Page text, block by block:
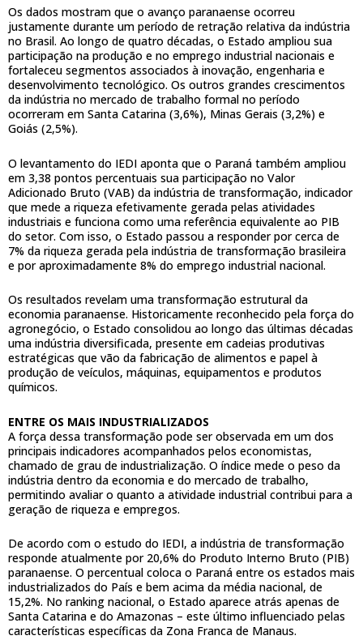
Os dados mostram que o avanço paranaense ocorreu
justamente durante um período de retração relativa da indústria
no Brasil. Ao longo de quatro décadas, o Estado ampliou sua
participação na produção e no emprego industrial nacionais e
fortaleceu segmentos associados à inovação, engenharia e
desenvolvimento tecnológico. Os outros grandes crescimentos
da indústria no mercado de trabalho formal no período
ocorreram em Santa Catarina (3,6%), Minas Gerais (3,2%) e
Goiás (2,5%).
O levantamento do IEDI aponta que o Paraná também ampliou
em 3,38 pontos percentuais sua participação no Valor
Adicionado Bruto (VAB) da indústria de transformação, indicador
que mede a riqueza efetivamente gerada pelas atividades
industriais e funciona como uma referência equivalente ao PIB
do setor. Com isso, o Estado passou a responder por cerca de
7% da riqueza gerada pela indústria de transformação brasileira
e por aproximadamente 8% do emprego industrial nacional.
Os resultados revelam uma transformação estrutural da
economia paranaense. Historicamente reconhecido pela força do
agronegócio, o Estado consolidou ao longo das últimas décadas
uma indústria diversificada, presente em cadeias produtivas
estratégicas que vão da fabricação de alimentos e papel à
produção de veículos, máquinas, equipamentos e produtos
químicos.
ENTRE OS MAIS INDUSTRIALIZADOS
A força dessa transformação pode ser observada em um dos
principais indicadores acompanhados pelos economistas,
chamado de grau de industrialização. O índice mede o peso da
indústria dentro da economia e do mercado de trabalho,
permitindo avaliar o quanto a atividade industrial contribui para a
geração de riqueza e empregos.
De acordo com o estudo do IEDI, a indústria de transformação
responde atualmente por 20,6% do Produto Interno Bruto (PIB)
paranaense. O percentual coloca o Paraná entre os estados mais
industrializados do País e bem acima da média nacional, de
15,2%. No ranking nacional, o Estado aparece atrás apenas de
Santa Catarina e do Amazonas – este último influenciado pelas
características específicas da Zona Franca de Manaus.